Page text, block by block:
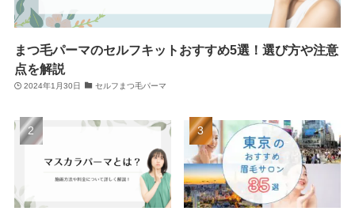
まつ毛パーマのセルフキットおすすめ5選！選び方や注意
点を解説
2024年1月30日 セルフまつ毛パーマ